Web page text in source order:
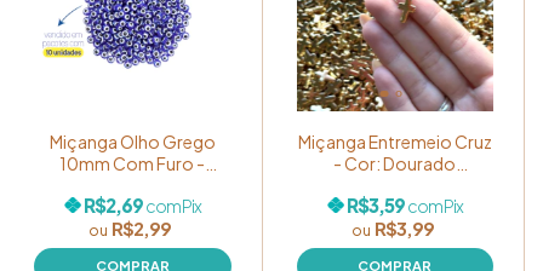
Miçanga Olho Grego
10mm Com Furo -
Ref. MP015
R$2,99
R$2,69comPix
Miçanga Entremeio Cruz
- Cor: Dourado
com 10 unidades Ref.
MP025
R$3,99
R$3,59comPix